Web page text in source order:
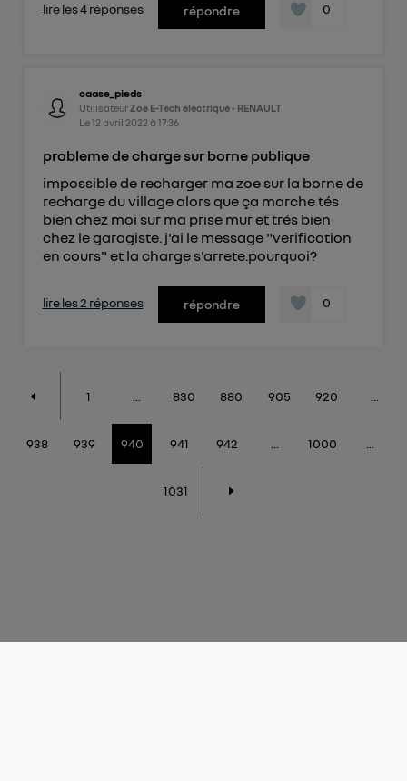
lire les 4 réponses répondre 0
caase_pieds
UtilisateurZoe E-Tech électrique - RENAULT
Le12 avril 2022 à 17:36
probleme de charge sur borne publique
impossible de recharger ma zoe sur la borne de
recharge du village alors que ça marche tés
bien chez moi sur ma prise mur et trés bien
chez le garagiste. j'ai le message "verification
en cours" et la charge s'arrete.pourquoi?
lire les 2 réponses répondre 0
1 830 880 905 920
938 939 940 941 942 1000
1031